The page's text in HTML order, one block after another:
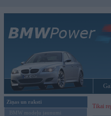
Ziņas un raksti
BMW modeļu jaunumi
Tikai